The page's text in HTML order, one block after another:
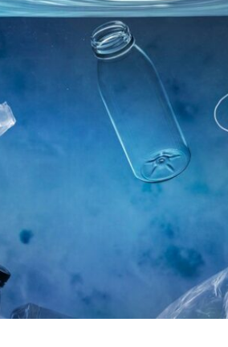
Diferentele
articolele
advertoriale
decembrie 1, 2024